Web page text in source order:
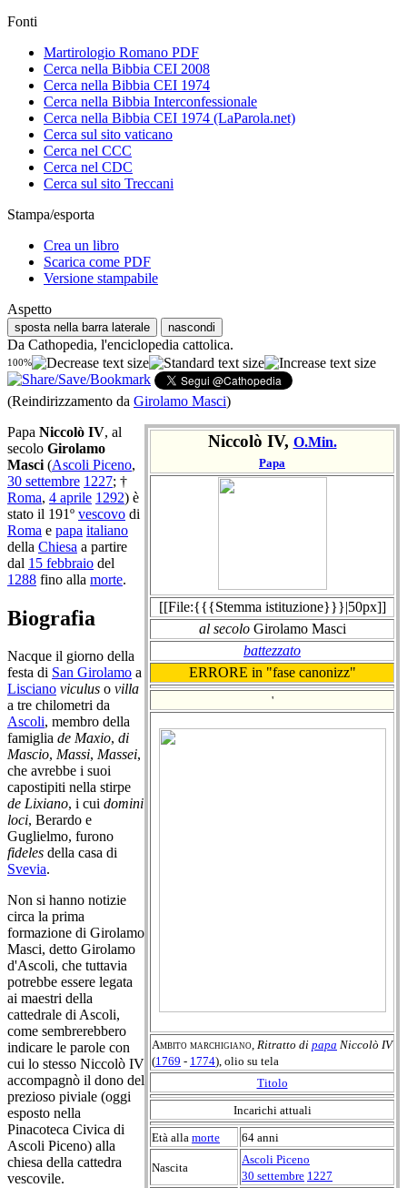
Fonti
Martirologio Romano PDF
Cerca nella Bibbia CEI 2008
Cerca nella Bibbia CEI 1974
Cerca nella Bibbia Interconfessionale
Cerca nella Bibbia CEI 1974 (LaParola.net)
Cerca sul sito vaticano
Cerca nel CCC
Cerca nel CDC
Cerca sul sito Treccani
Stampa/esporta
Crea un libro
Scarica come PDF
Versione stampabile
Aspetto
sposta nella barra laterale nascondi
Da Cathopedia, l'enciclopedia cattolica.
100%
(Reindirizzamento da Girolamo Masci)
Niccolò IV, O.Min.
Papa
[[File:{{{Stemma istituzione}}}|50px]]
al secoloGirolamo Masci
battezzato
ERRORE in "fase canonizz"
'
Ambito marchigiano Ritratto di papa Niccolò IV
(1769 - 1774), olio su tela
Titolo
Incarichi attuali
Età alla morte 64 anni
Nascita
Ascoli Piceno
30 settembre 1227
Papa Niccolò IV, al
secolo Girolamo
Masci (Ascoli Piceno,
30 settembre 1227; †
Roma, 4 aprile 1292) è
stato il 191º vescovo di
Roma e papa italiano
della Chiesa a partire
dal 15 febbraio del
1288 fino alla morte.
Biografia
Nacque il giorno della
festa di San Girolamo a
Lisciano viculus o villa
a tre chilometri da
Ascoli, membro della
famiglia de Maxio, di
Mascio, Massi, Massei,
che avrebbe i suoi
capostipiti nella stirpe
de Lixiano, i cui domini
loci, Berardo e
Guglielmo, furono
fideles della casa di
Svevia.
Non si hanno notizie
circa la prima
formazione di Girolamo
Masci, detto Girolamo
d'Ascoli, che tuttavia
potrebbe essere legata
ai maestri della
cattedrale di Ascoli,
come sembrerebbero
indicare le parole con
cui lo stesso Niccolò IV
accompagnò il dono del
prezioso piviale (oggi
esposto nella
Pinacoteca Civica di
Ascoli Piceno) alla
chiesa della cattedra
vescovile.